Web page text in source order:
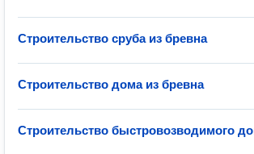
Строительство сруба из бревна
Строительство дома из бревна
Строительство быстровозводимого